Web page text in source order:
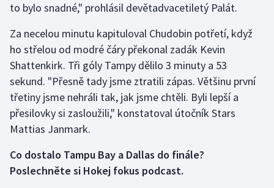
Sportovní střelba
Stolní tenis
Triatlon
Veslování
Vodní slalom
Volejbal
to bylo snadné," prohlásil devětadvacetiletý Palát.
Za necelou minutu kapituloval Chudobin potřetí, když
ho střelou od modré čáry překonal zadák Kevin
Shattenkirk. Tři góly Tampy dělilo 3 minuty a 53
sekund. "Přesně tady jsme ztratili zápas. Většinu první
třetiny jsme nehráli tak, jak jsme chtěli. Byli lepší a
přesilovky si zasloužili," konstatoval útočník Stars
Mattias Janmark.
Co dostalo Tampu Bay a Dallas do finále?
Poslechněte si Hokej fokus podcast.